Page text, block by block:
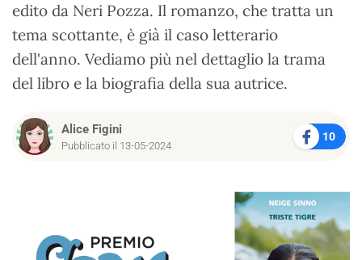
edito da Neri Pozza. Il romanzo, che tratta un
tema scottante, è già il caso letterario
dell'anno. Vediamo più nel dettaglio la trama
del libro e la biografia della sua autrice.
Alice Figini
Pubblicato il 13-05-2024
10